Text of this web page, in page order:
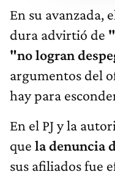
En su avanzada,
dura advirtió de
"no logran
argumentos del
hay para
En el PJ y la
que la denuncia
sus afiliados fue